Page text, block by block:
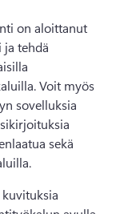
on aloittanut
ja tehdä
Voit myös
sovelluksia
sekä